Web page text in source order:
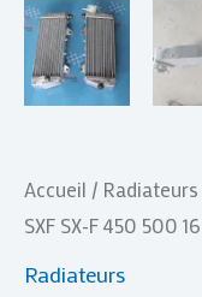
Accueil / Radiateurs
SXF SX-F 450 500
Radiateurs
500
16
17
2016
2017